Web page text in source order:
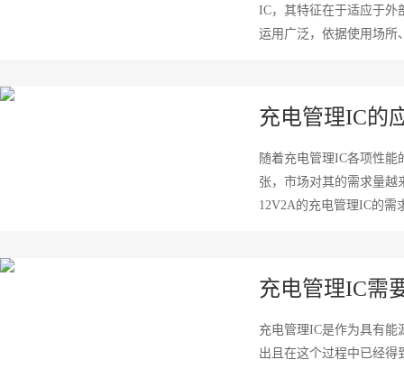
IC，其特征在于适应于外
运用广泛，依据使用场所
充电管理IC的
随着充电管理IC各项性
张，市场对其的需求量越
12V2A的充电管理IC的需
充电管理IC需
充电管理IC是作为具有能
出且在这个过程中已经得